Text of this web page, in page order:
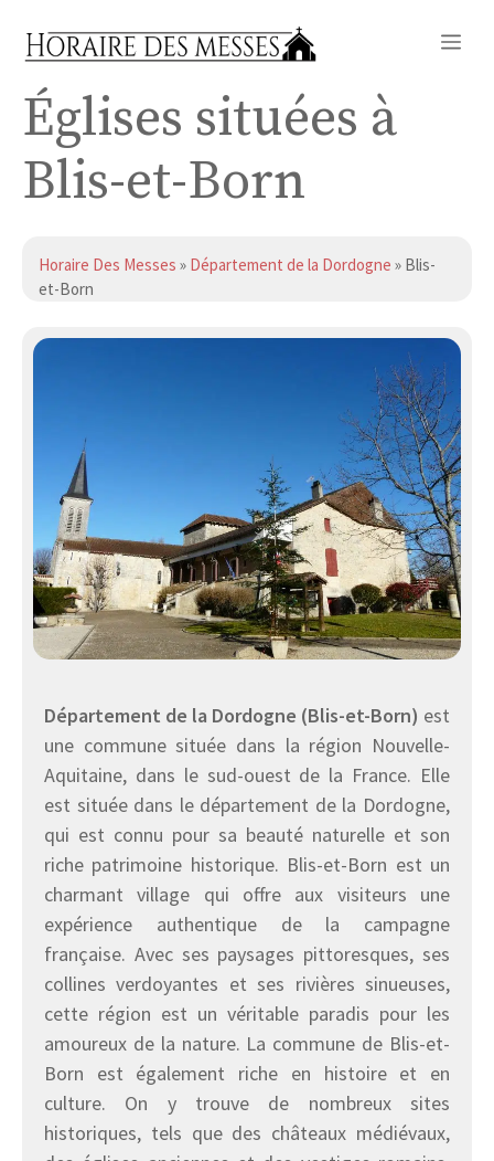
Églises situées à
Blis-et-Born
Horaire Des Messes » Département de la Dordogne » Blis-
et-Born
Département de la Dordogne (Blis-et-Born) est
une commune située dans la région Nouvelle-
Aquitaine, dans le sud-ouest de la France. Elle
est située dans le département de la Dordogne,
qui est connu pour sa beauté naturelle et son
riche patrimoine historique. Blis-et-Born est un
charmant village qui offre aux visiteurs une
expérience authentique de la campagne
française. Avec ses paysages pittoresques, ses
collines verdoyantes et ses rivières sinueuses,
cette région est un véritable paradis pour les
amoureux de la nature. La commune de Blis-et-
Born est également riche en histoire et en
culture. On y trouve de nombreux sites
historiques, tels que des châteaux médiévaux,